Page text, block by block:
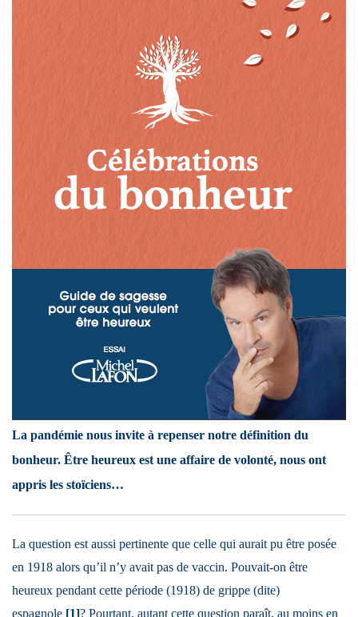
La pandémie nous invite à repenser notre définition du
bonheur. Être heureux est une affaire de volonté, nous ont
appris les stoïciens…
La question est aussi pertinente que celle qui aurait pu être posée
en 1918 alors qu’il n’y avait pas de vaccin. Pouvait-on être
heureux pendant cette période (1918) de grippe (dite)
espagnole [1]? Pourtant, autant cette question paraît, au moins en